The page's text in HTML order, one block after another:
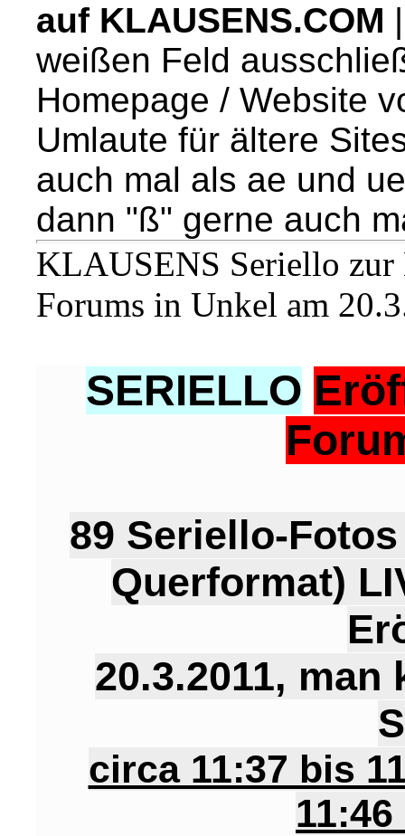
auf KLAUSENS.COM
weißen Feld
Homepage / Website
Umlaute für ältere
auch mal als ae und
dann "ß" gerne auch
KLAUSENS Seriello
Forums in Unkel am
SERIELLO
89 Seriello-
Querformat)
20.3.2011,
circa 11:37 bis